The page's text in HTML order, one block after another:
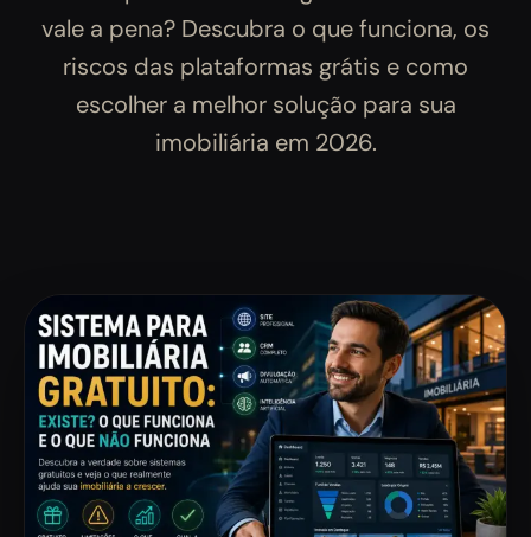
vale a pena? Descubra o que funciona, os
riscos das plataformas grátis e como
escolher a melhor solução para sua
imobiliária em 2026.